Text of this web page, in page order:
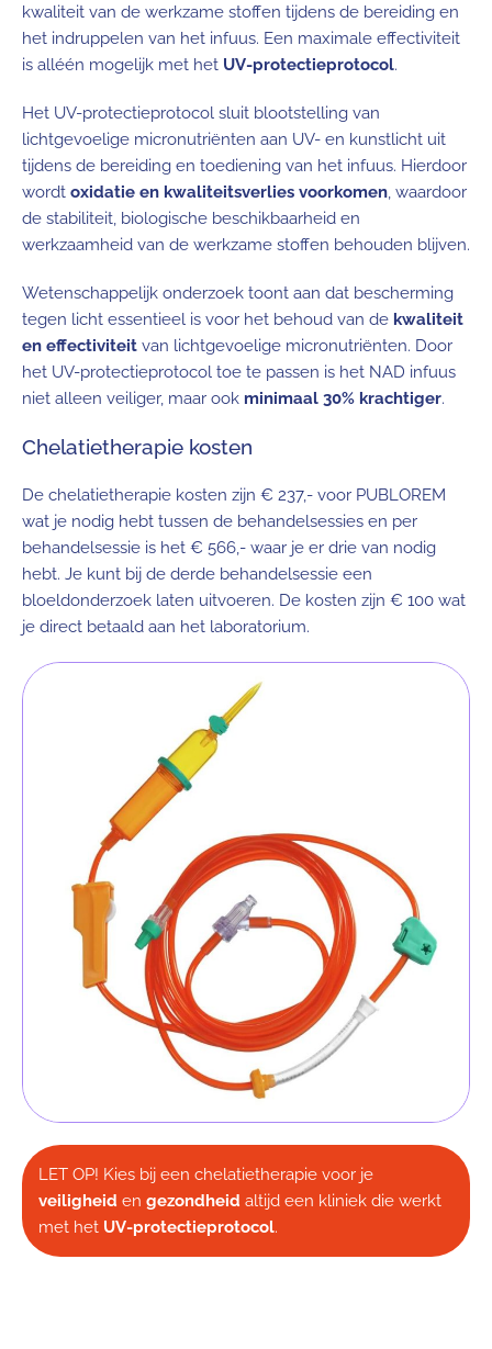
kwaliteit van de werkzame stoffen tijdens de bereiding en
het indruppelen van het infuus. Een maximale effectiviteit
is alléén mogelijk met het UV-protectieprotocol.
Het UV-protectieprotocol sluit blootstelling van
lichtgevoelige micronutriënten aan UV- en kunstlicht uit
tijdens de bereiding en toediening van het infuus. Hierdoor
wordt oxidatie en kwaliteitsverlies voorkomen, waardoor
de stabiliteit, biologische beschikbaarheid en
werkzaamheid van de werkzame stoffen behouden blijven.
Wetenschappelijk onderzoek toont aan dat bescherming
tegen licht essentieel is voor het behoud van de kwaliteit
en effectiviteit van lichtgevoelige micronutriënten. Door
het UV-protectieprotocol toe te passen is het NAD infuus
niet alleen veiliger, maar ook minimaal 30% krachtiger.
Chelatietherapie kosten
De chelatietherapie kosten zijn € 237,- voor PUBLOREM
wat je nodig hebt tussen de behandelsessies en per
behandelsessie is het € 566,- waar je er drie van nodig
hebt. Je kunt bij de derde behandelsessie een
bloeldonderzoek laten uitvoeren. De kosten zijn € 100 wat
je direct betaald aan het laboratorium.
LET OP! Kies bij een chelatietherapie voor je
veiligheid en gezondheid altijd een kliniek die werkt
met het UV-protectieprotocol.